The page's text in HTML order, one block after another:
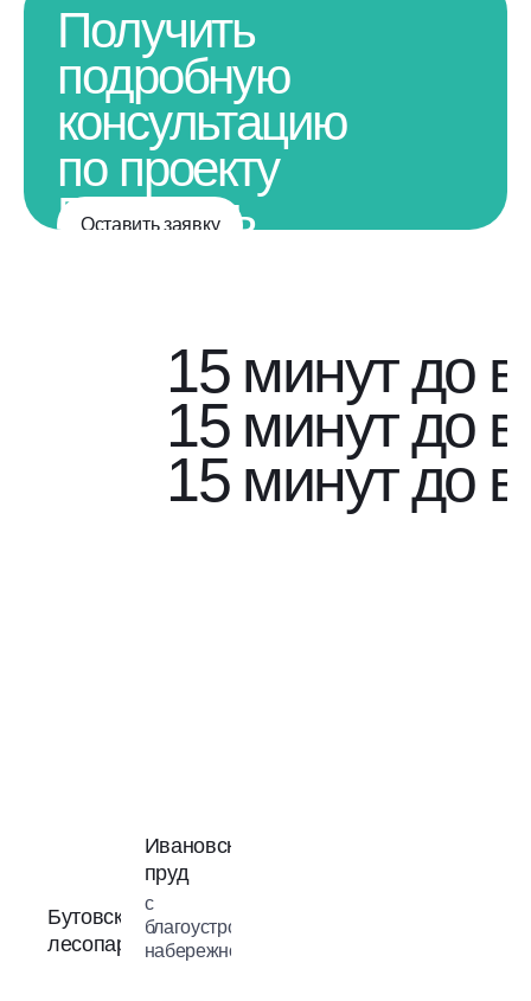
Получить
подробную
консультацию
по проекту
Получить
по проекту
Оставить заявку
15 минут до
15 минут до
15 минут до
Бутовский
лесопарк
Ивановский
пруд
с
благоустроенной
набережной